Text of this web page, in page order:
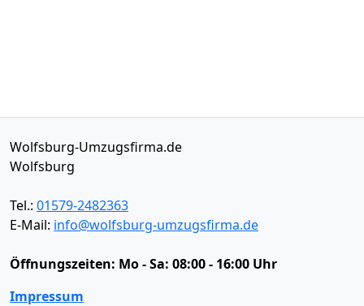
Wolfsburg-Umzugsfirma.de
Wolfsburg
Tel.: 01579-2482363
E-Mail: info@wolfsburg-umzugsfirma.de
Öffnungszeiten: Mo - Sa: 08:00 - 16:00 Uhr
Impressum